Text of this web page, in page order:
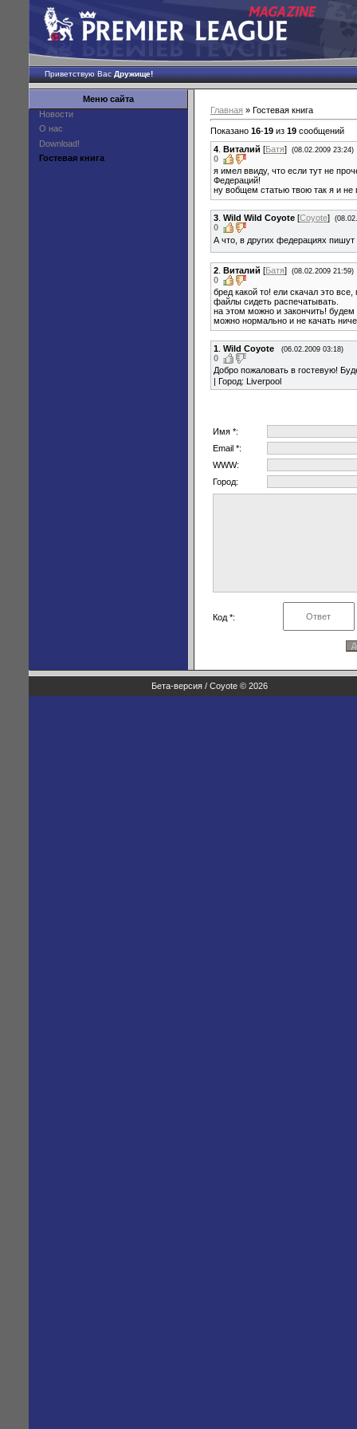
Приветствую ВасДружище!
Меню сайта
Новости
О нас
Download!
Гостевая книга
Главная » Гостевая книга
Показано 16-19 из 19 сообщений
4 Виталий [Батя] (08.02.2009 23:24)
0
я имел ввиду, что если тут не
Федераций!
ну вобщем статью твою так я и
3 Wild Wild Coyote [Coyote]
0
А что, в других федерациях
2 Виталий [Батя] (08.02.2009 21:59)
0
бред какой то! ели скачал это
файлы сидеть распечатывать.
на этом можно и закончить! будем
можно нормально и не качать
1 Wild Coyote (06.02.2009 03:18)
0
Добро пожаловать в гостевую!
| Город: Liverpool
Имя *:
Email *:
WWW:
Город:
Код *:
Бета-версия / Coyote © 2026